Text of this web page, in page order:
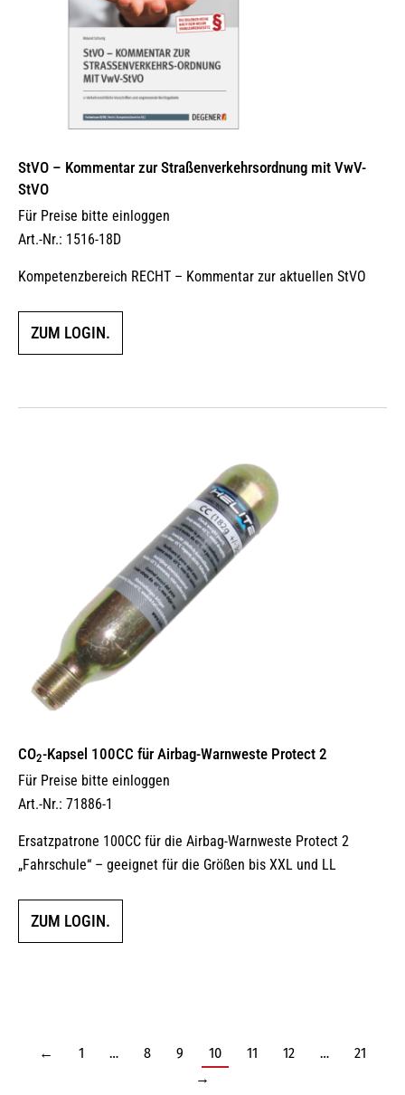
gewählt
StVO – Kommentar zur Straßenverkehrsordnung mit VwV-
StVO
Für Preise bitte einloggen
Art.-Nr.: 1516-18D
Kompetenzbereich RECHT – Kommentar zur aktuellen StVO
ZUM LOGIN.
CO2-Kapsel 100CC für Airbag-Warnweste Protect 2
Für Preise bitte einloggen
Art.-Nr.: 71886-1
Ersatzpatrone 100CC für die Airbag-Warnweste Protect 2
„Fahrschule“ – geeignet für die Größen bis XXL und LL
ZUM LOGIN.
← 1 … 8 9 10 11 12 …
21
→